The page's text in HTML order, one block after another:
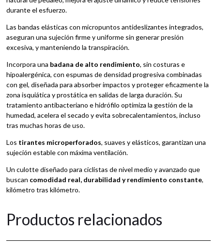
durante el esfuerzo.
Las bandas elásticas con micropuntos antideslizantes integrados,
aseguran una sujeción firme y uniforme sin generar presión
excesiva, y manteniendo la transpiración.
Incorpora una badana de alto rendimiento, sin costuras e
hipoalergénica, con espumas de densidad progresiva combinadas
con gel, diseñada para absorber impactos y proteger eficazmente la
zona isquiática y prostática en salidas de larga duración. Su
tratamiento antibacteriano e hidrófilo optimiza la gestión de la
humedad, acelera el secado y evita sobrecalentamientos, incluso
tras muchas horas de uso.
Los tirantes microperforados, suaves y elásticos, garantizan una
sujeción estable con máxima ventilación.
Un culotte diseñado para ciclistas de nivel medio y avanzado que
buscan comodidad real, durabilidad y rendimiento constante,
kilómetro tras kilómetro.
Productos relacionados